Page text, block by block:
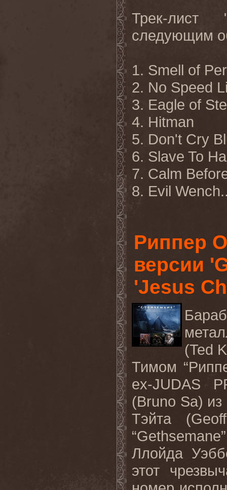
Трек-лист
следующим
1. Smell of
2. No Speed
3. Eagle of
4. Hitman
5. Don't Cry
6. Slave To
7. Calm
8. Evil
Риппер
версии
'Jesus
(Ted
Тимом
ex-JUDAS
(Bruno Sa)
Тэйта
Ллойда
этот